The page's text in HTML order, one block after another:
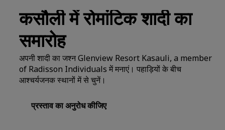
पहली बार का मजा कुछ और ही होता है
हमारे पैकेज देखें
परिवार के लिए अनुकूल होटल
कसौली में रोमांटिक शादी का
समारोह
अपनी शादी का जश्न Glenview Resort Kasauli, a member
of Radisson Individuals में मनाएं। पहाड़ियों के बीच
आश्चर्यजनक स्थानों में से चुनें।
प्रस्ताव का अनुरोध कीजिए